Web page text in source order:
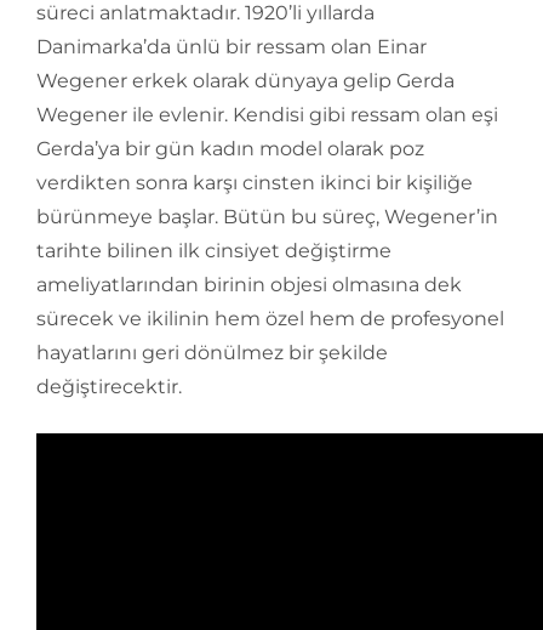
süreci anlatmaktadır. 1920’li yıllarda
Danimarka’da ünlü bir ressam olan Einar
Wegener erkek olarak dünyaya gelip Gerda
Wegener ile evlenir. Kendisi gibi ressam olan eşi
Gerda’ya bir gün kadın model olarak poz
verdikten sonra karşı cinsten ikinci bir kişiliğe
bürünmeye başlar. Bütün bu süreç, Wegener’in
tarihte bilinen ilk cinsiyet değiştirme
ameliyatlarından birinin objesi olmasına dek
sürecek ve ikilinin hem özel hem de profesyonel
hayatlarını geri dönülmez bir şekilde
değiştirecektir.